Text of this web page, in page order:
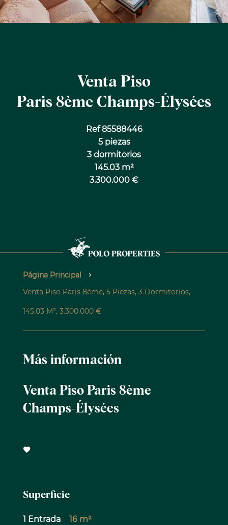
Venta Piso
Paris 8ème Champs-Élysées
Ref 85588446
5 piezas
3 dormitorios
145.03 m²
3.300.000 €
Página Principal
Venta Piso Paris 8ème, 5 Piezas, 3 Dormitorios,
145.03 M², 3.300.000 €
Más información
Venta Piso Paris 8ème
Champs-Élysées
Superficie
1 Entrada
16 m²